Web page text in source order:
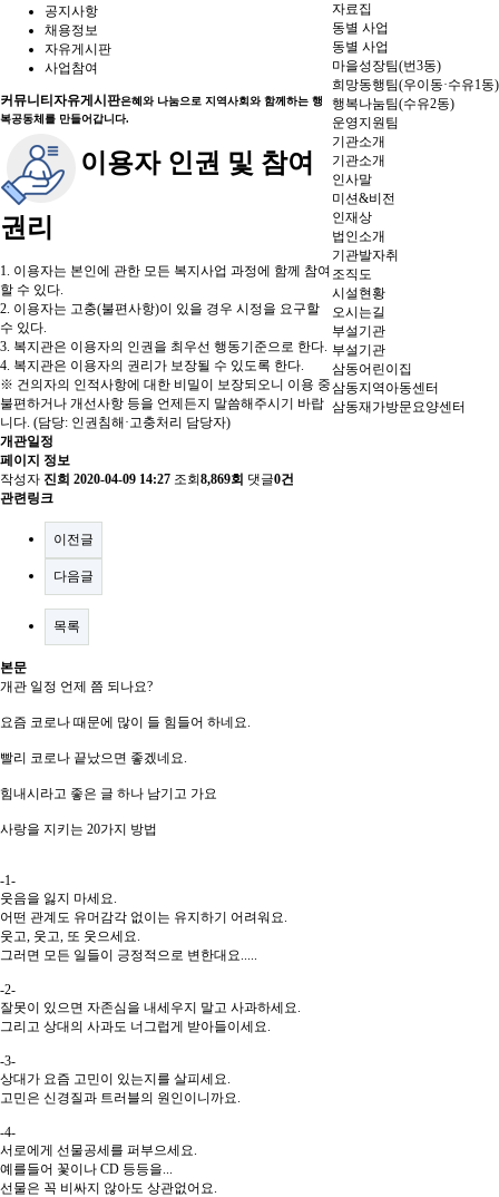
자료집
동별 사업
동별 사업
마을성장팀(번3동)
희망동행팀(우이동·수유1동)
행복나눔팀(수유2동)
운영지원팀
기관소개
기관소개
인사말
미션&비전
인재상
법인소개
기관발자취
조직도
시설현황
오시는길
부설기관
부설기관
삼동어린이집
삼동지역아동센터
삼동재가방문요양센터
공지사항
채용정보
자유게시판
사업참여
커뮤니티 자유게시판은혜와 나눔으로 지역사회와 함께하는 행
복공동체를 만들어갑니다.
이용자 인권 및 참여
권리
1. 이용자는 본인에 관한 모든 복지사업 과정에 함께 참여
할 수 있다.
2. 이용자는 고충(불편사항)이 있을 경우 시정을 요구할
수 있다.
3. 복지관은 이용자의 인권을 최우선 행동기준으로 한다.
4. 복지관은 이용자의 권리가 보장될 수 있도록 한다.
※ 건의자의 인적사항에 대한 비밀이 보장되오니 이용 중
불편하거나 개선사항 등을 언제든지 말씀해주시기 바랍
니다. (담당: 인권침해·고충처리 담당자)
개관일정
페이지 정보
작성자 진희 2020-04-09 14:27 조회 8,869회 댓글0건
관련링크
이전글
다음글
목록
본문
개관 일정 언제 쯤 되나요?
요즘 코로나 때문에 많이 들 힘들어 하네요.
빨리 코로나 끝났으면 좋겠네요.
힘내시라고 좋은 글 하나 남기고 가요
사랑을 지키는 20가지 방법
-1-
웃음을 잃지 마세요.
어떤 관계도 유머감각 없이는 유지하기 어려워요.
웃고, 웃고, 또 웃으세요.
그러면 모든 일들이 긍정적으로 변한대요.....
-2-
잘못이 있으면 자존심을 내세우지 말고 사과하세요.
그리고 상대의 사과도 너그럽게 받아들이세요.
-3-
상대가 요즘 고민이 있는지를 살피세요.
고민은 신경질과 트러블의 원인이니까요.
-4-
서로에게 선물공세를 퍼부으세요.
예를들어 꽃이나 CD 등등을...
선물은 꼭 비싸지 않아도 상관없어요.